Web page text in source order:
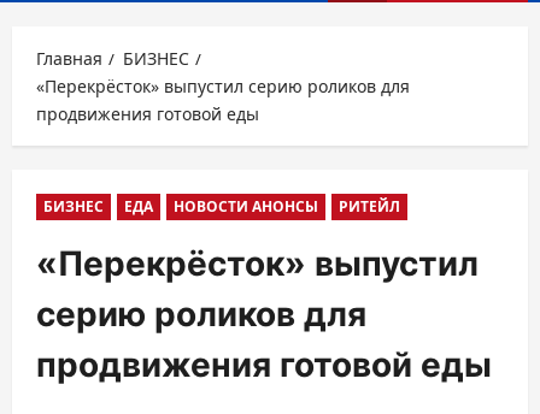
Главная
БИЗНЕС
«Перекрёсток» выпустил серию роликов для
продвижения готовой еды
БИЗНЕС ЕДА НОВОСТИ АНОНСЫ РИТЕЙЛ
«Перекрёсток» выпустил
серию роликов для
продвижения готовой еды